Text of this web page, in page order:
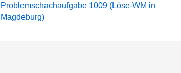
Problemschachaufgabe 1009 (Löse-WM in
Magdeburg)